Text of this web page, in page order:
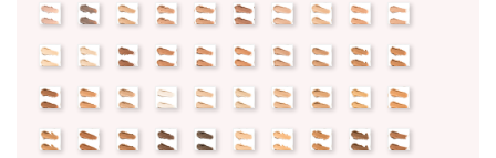
new new new new new new new new new
new new new new new new new new new
new new new new new new new new new new
new new new new new new new new new